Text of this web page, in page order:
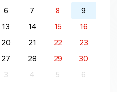
6 7 8
9
13 14 15
16
20 21 22
23
27 28 29
30
3 4 5 6